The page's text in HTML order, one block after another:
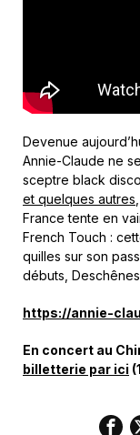
Devenue
Annie-Claude ne
sceptre black
et quelques autres
France tente en
French Touch :
quilles sur son
débuts,
https://annie-
En concert au
billetterie par ici